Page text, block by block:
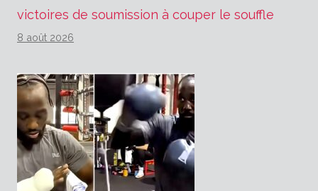
victoires de soumission à couper le souffle
8 août 2026